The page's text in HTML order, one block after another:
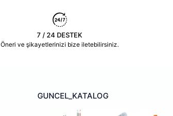
7 / 24 DESTEK
Öneri ve şikayetlerinizi bize iletebilirsiniz.
GUNCEL_KATALOG